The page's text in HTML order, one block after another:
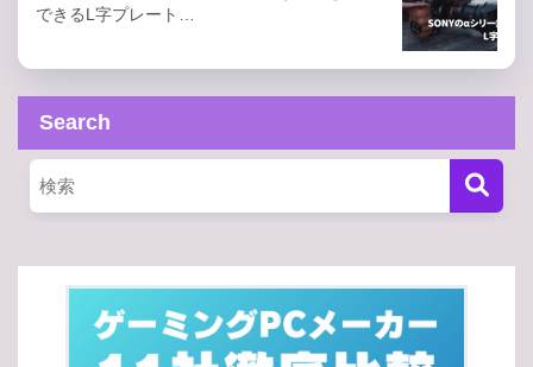
できるL字プレート…
Search